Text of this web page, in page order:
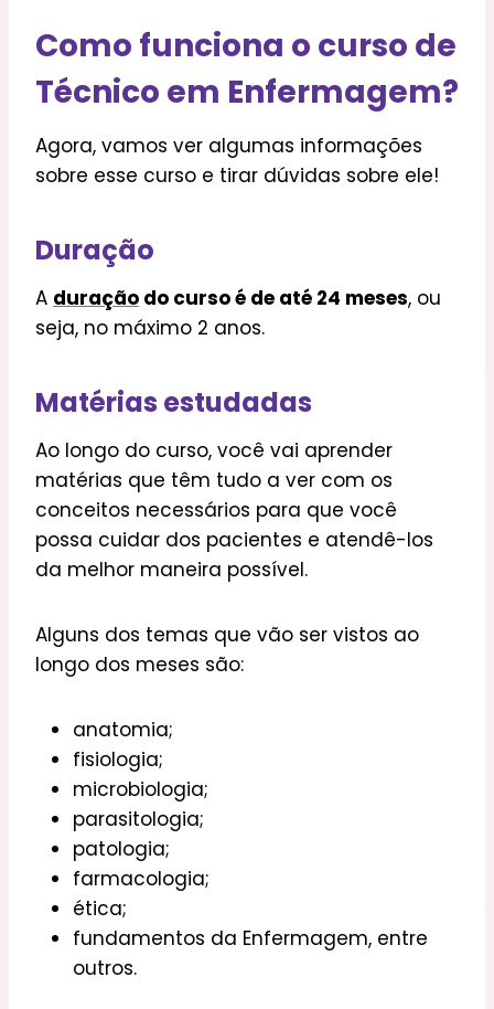
Como funciona o curso de
Técnico em Enfermagem?
Agora, vamos ver algumas informações
sobre esse curso e tirar dúvidas sobre ele!
Duração
A duração do curso é de até 24 meses, ou
seja, no máximo 2 anos.
Matérias estudadas
Ao longo do curso, você vai aprender
matérias que têm tudo a ver com os
conceitos necessários para que você
possa cuidar dos pacientes e atendê-los
da melhor maneira possível.
Alguns dos temas que vão ser vistos ao
longo dos meses são:
anatomia;
fisiologia;
microbiologia;
parasitologia;
patologia;
farmacologia;
ética;
fundamentos da Enfermagem, entre
outros.